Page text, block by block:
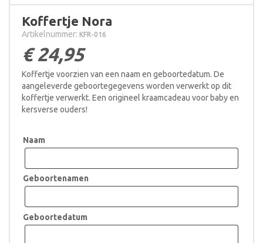
Koffertje Nora
Artikelnummer: KFR-016
€24,95
Koffertje voorzien van een naam en geboortedatum. De
aangeleverde geboortegegevens worden verwerkt op dit
koffertje verwerkt. Een origineel kraamcadeau voor baby en
kersverse ouders!
Naam
Geboortenamen
Geboortedatum